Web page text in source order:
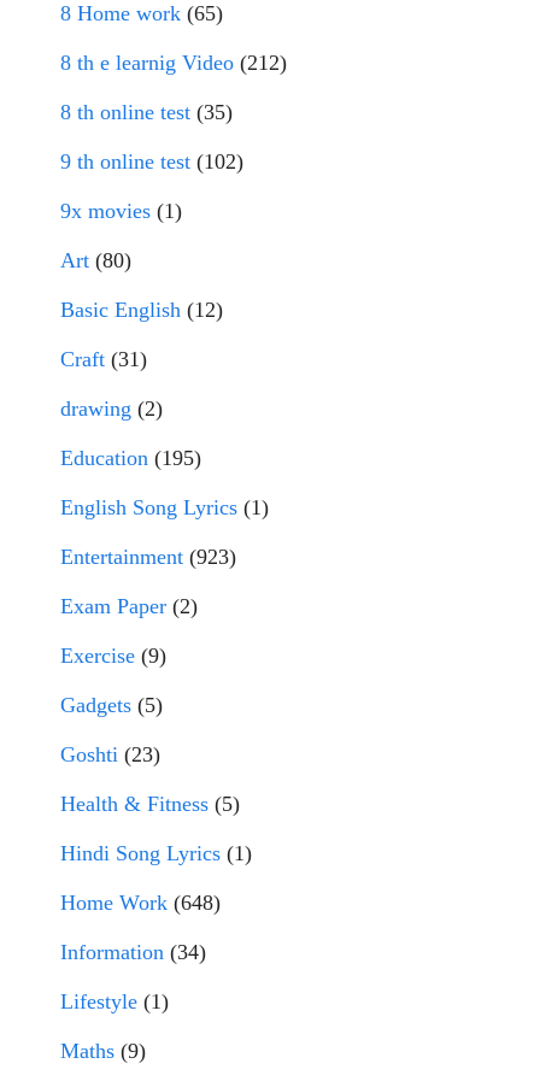
8 Home work (65)
8 th e learnig Video (212)
8 th online test (35)
9 th online test (102)
9x movies (1)
Art (80)
Basic English (12)
Craft (31)
drawing (2)
Education (195)
English Song Lyrics (1)
Entertainment (923)
Exam Paper (2)
Exercise (9)
Gadgets (5)
Goshti (23)
Health & Fitness (5)
Hindi Song Lyrics (1)
Home Work (648)
Information (34)
Lifestyle (1)
Maths (9)